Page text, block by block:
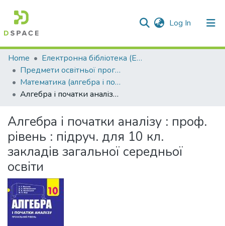
Log In (current)
Communities & Collections
All of DSpace
Statistics
Home
Електронна бібліотека (E-Book)
Предмети освітньої програми профільної середньої освіти
Математика (алгебра і початки аналізу та геометрія)
Алгебра і початки аналізу : проф. рівень : підруч. для 10 кл. закладів загальної середньої освіти
Алгебра і початки аналізу : проф.
рівень : підруч. для 10 кл.
закладів загальної середньої
освіти